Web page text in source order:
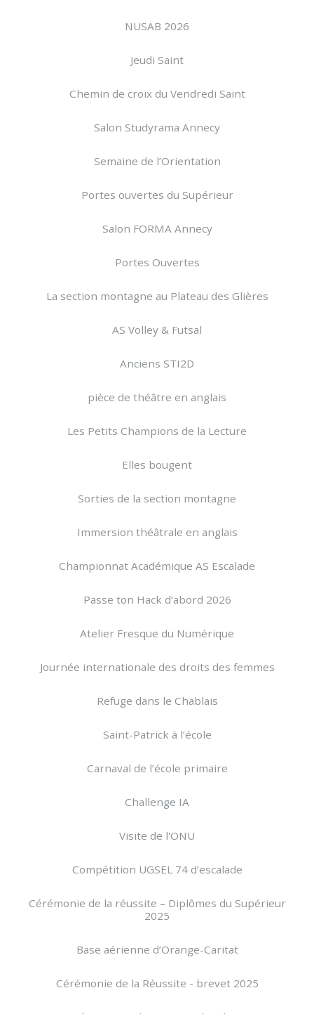
NUSAB 2026
Jeudi Saint
Chemin de croix du Vendredi Saint
Salon Studyrama Annecy
Semaine de l’Orientation
Portes ouvertes du Supérieur
Salon FORMA Annecy
Portes Ouvertes
La section montagne au Plateau des Glières
AS Volley & Futsal
Anciens STI2D
pièce de théâtre en anglais
Les Petits Champions de la Lecture
Elles bougent
Sorties de la section montagne
Immersion théâtrale en anglais
Championnat Académique AS Escalade
Passe ton Hack d’abord 2026
Atelier Fresque du Numérique
Journée internationale des droits des femmes
Refuge dans le Chablais
Saint-Patrick à l’école
Carnaval de l’école primaire
Challenge IA
Visite de l'ONU
Compétition UGSEL 74 d’escalade
Cérémonie de la réussite – Diplômes du Supérieur
2025
Base aérienne d’Orange-Caritat
Cérémonie de la Réussite - brevet 2025